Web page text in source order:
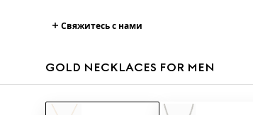
Свяжитесь с нами
GOLD NECKLACES FOR MEN